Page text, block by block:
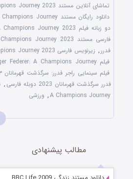
تماشای آنلاین مستند Roger Federer: A Champions Journey 2023
دانلود رایگان مستند Roger Federer A Champions Journey
دو زبانه فیلم Roger Federer: A Champions Journey 2023
فارسی مستند Roger Federer A Champions Journey 2023
فدرر , زیرنویس فارسی Roger Federer: A Champions Journey 2023
فیلم Roger Federer: A Champions Journey با زیرنویس چسبیده
فیلم سینمایی راجر فدرر: سرگذشت قهرمانان ۲۰۲۳
فدرر سرگذشت قهرمانان 2023 دوبله فارسی
,
A Champions Journey
, ورزشی
مطالب پیشنهادی